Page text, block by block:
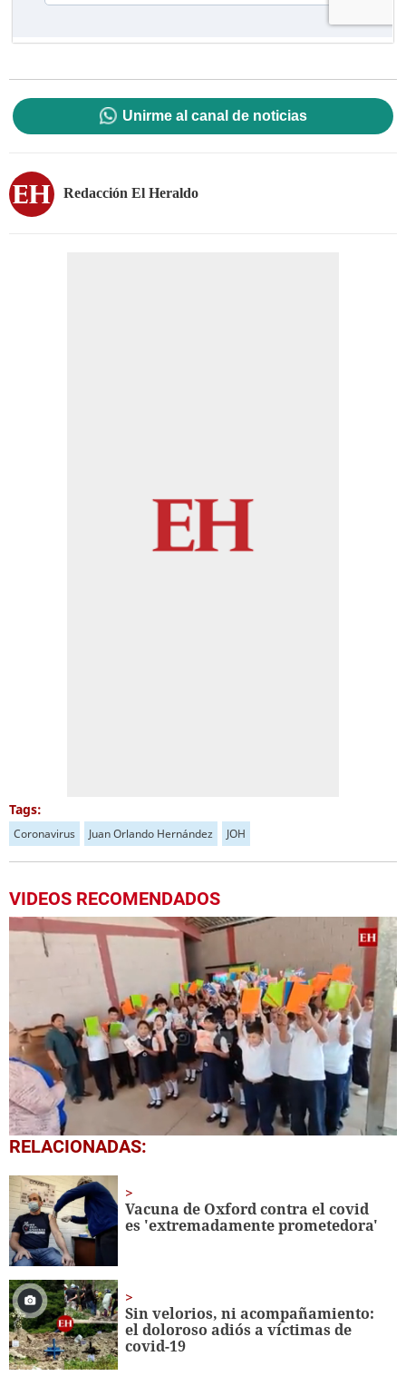
Unirme al canal de noticias
Redacción El Heraldo
Tags:
Coronavirus Juan Orlando Hernández JOH
VIDEOS RECOMENDADOS
0
seconds
1
minute,
56
seconds
RELACIONADAS:
Vacuna de Oxford contra el covid
es 'extremadamente prometedora'
Sin velorios, ni acompañamiento:
el doloroso adiós a víctimas de
covid-19